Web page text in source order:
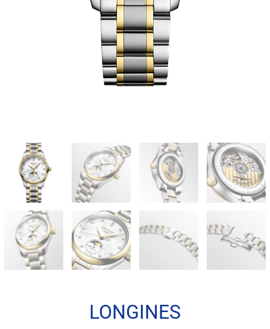
LONGINES